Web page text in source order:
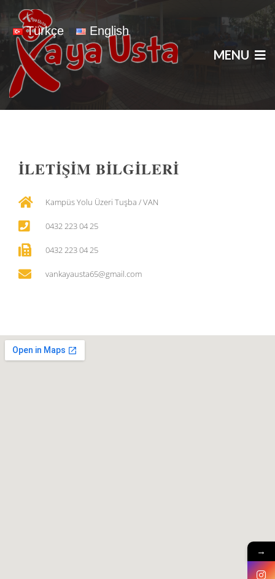
Türkçe English
MENU
İLETİŞİM BİLGİLERİ
Kampüs Yolu Üzeri Tuşba / VAN
0432 223 04 25
0432 223 04 25
vankayausta65@gmail.com
→